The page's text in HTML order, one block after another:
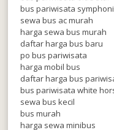
bus pariwisata
sewa bus ac murah
harga sewa bus murah
daftar harga bus baru
po bus pariwisata
harga mobil bus
daftar harga bus
bus pariwisata white
sewa bus kecil
bus murah
harga sewa minibus